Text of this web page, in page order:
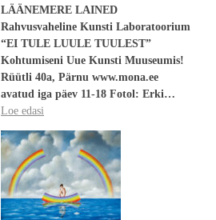
LÄÄNEMERE LAINED
Rahvusvaheline Kunsti Laboratoorium
“EI TULE LUULE TUULEST”
Kohtumiseni Uue Kunsti Muuseumis!
Rüütli 40a, Pärnu www.mona.ee
avatud iga päev 11-18 Fotol: Erki…
Loe edasi